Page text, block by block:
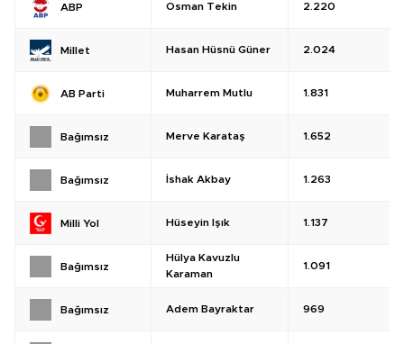
ABP Osman Tekin 2.220
Millet Hasan Hüsnü Güner 2.024
AB Parti Muharrem Mutlu 1.831
Bağımsız Merve Karataş 1.652
Bağımsız İshak Akbay 1.263
Milli Yol Hüseyin Işık 1.137
Bağımsız
Hülya Kavuzlu
Karaman
1.091
Bağımsız Adem Bayraktar 969